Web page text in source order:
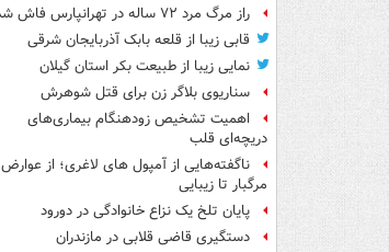
راز مرگ مرد ۷۲ ساله در تهرانپارس فاش شد
قابی زیبا از قلعه بابک آذربایجان شرقی
نمایی زیبا از طبیعت بکر استان گیلان
سناریوی بلاگر زن برای قتل شوهرش
اهمیت تشخیص زودهنگام بیماری‌های
دریچه‌ای قلب
ناگفته‌هایی از آمپول های لاغری؛ از عوارض
مرگبار تا زیبایی
پایان تلخ یک نزاع خانوادگی در دورود
دستگیری قاضی قلابی در مازندران